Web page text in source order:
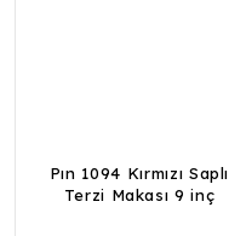
Pın 1094 Kırmızı Saplı
Terzi Makası 9 inç